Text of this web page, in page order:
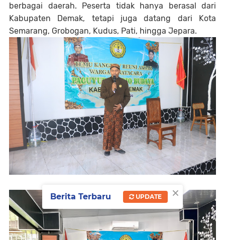
berbagai daerah. Peserta tidak hanya berasal dari
Kabupaten Demak, tetapi juga datang dari Kota
Semarang, Grobogan, Kudus, Pati, hingga Jepara.
×
Berita Terbaru UPDATE